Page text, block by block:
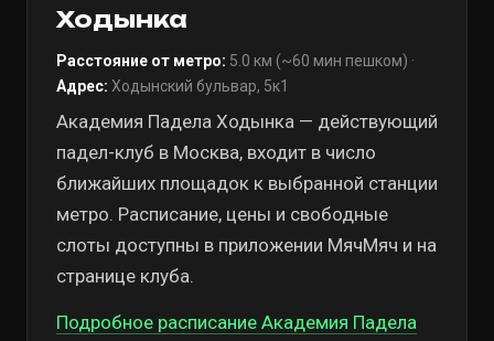
Ходынка
Расстояние от метро: 5.0 км (~60 мин пешком) ·
Адрес: Ходынский бульвар, 5к1
Академия Падела Ходынка — действующий
падел-клуб в Москва, входит в число
ближайших площадок к выбранной станции
метро. Расписание, цены и свободные
слоты доступны в приложении МячМяч и на
странице клуба.
Подробное расписание Академия Падела